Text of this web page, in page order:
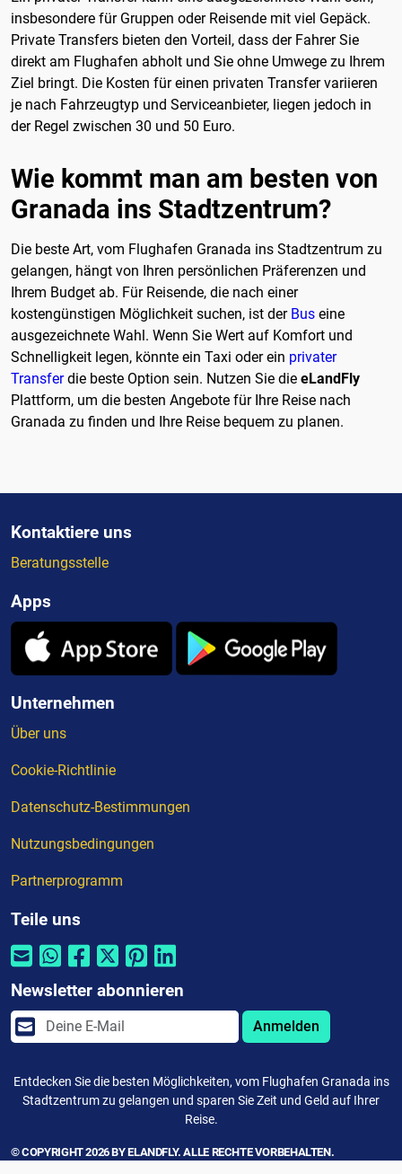
insbesondere für Gruppen oder Reisende mit viel Gepäck.
Private Transfers bieten den Vorteil, dass der Fahrer Sie
direkt am Flughafen abholt und Sie ohne Umwege zu Ihrem
Ziel bringt. Die Kosten für einen privaten Transfer variieren
je nach Fahrzeugtyp und Serviceanbieter, liegen jedoch in
der Regel zwischen 30 und 50 Euro.
Wie kommt man am besten von
Granada ins Stadtzentrum?
Die beste Art, vom Flughafen Granada ins Stadtzentrum zu
gelangen, hängt von Ihren persönlichen Präferenzen und
Ihrem Budget ab. Für Reisende, die nach einer
kostengünstigen Möglichkeit suchen, ist der Bus eine
ausgezeichnete Wahl. Wenn Sie Wert auf Komfort und
Schnelligkeit legen, könnte ein Taxi oder ein privater
Transferdie beste Option sein. Nutzen Sie die eLandFly
Plattform, um die besten Angebote für Ihre Reise nach
Granada zu finden und Ihre Reise bequem zu planen.
Kontaktiere uns
Beratungsstelle
Apps
Unternehmen
Über uns
Cookie-Richtlinie
Datenschutz-Bestimmungen
Nutzungsbedingungen
Partnerprogramm
Teile uns
Newsletter abonnieren
Anmelden
Entdecken Sie die besten Möglichkeiten, vom Flughafen Granada ins
Stadtzentrum zu gelangen und sparen Sie Zeit und Geld auf Ihrer
Reise.
© COPYRIGHT 2026 BY ELANDFLY. ALLE RECHTE VORBEHALTEN.